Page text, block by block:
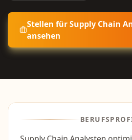
Stellen fürSupply Chain
ansehen